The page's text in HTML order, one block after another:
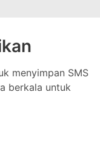
menyimpan SMS
berkala untuk